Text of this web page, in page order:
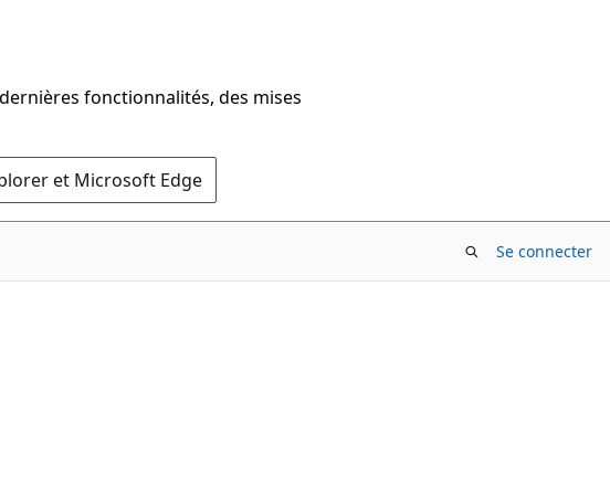
fonctionnalités, des mises
et Microsoft Edge
Se connecter